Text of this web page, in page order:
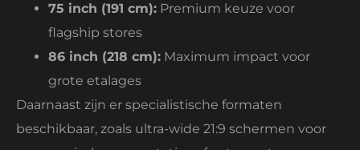
75 inch (191 cm): Premium keuze voor
flagship stores
86 inch (218 cm): Maximum impact voor
grote etalages
Daarnaast zijn er specialistische formaten
beschikbaar, zoals ultra-wide 21:9 schermen voor